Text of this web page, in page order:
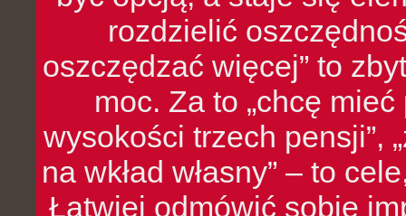
rozdzielić
oszczędzać więcej” to
moc. Za to „chcę
wysokości trzech pensji”,
na wkład własny” – to
Łatwiej odmówić sobie